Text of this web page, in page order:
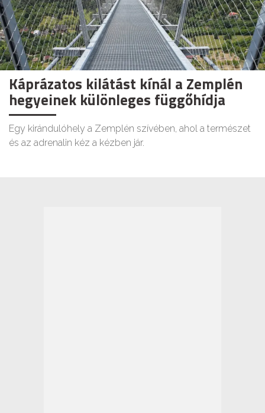
Káprázatos kilátást kínál a Zemplén
hegyeinek különleges függőhídja
Egy kirándulóhely a Zemplén szívében, ahol a természet
és az adrenalin kéz a kézben jár.